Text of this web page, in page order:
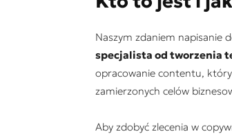
Naszym zdaniem napisanie
specjalista od tworzenia
opracowanie contentu, który
zamierzonych celów
Aby zdobyć zlecenia w